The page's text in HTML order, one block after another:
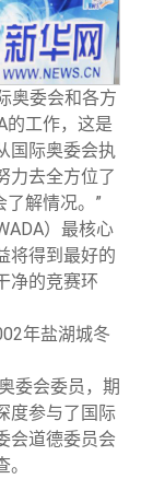
奥委会和各方
的工作，这是
国际奥委会执
力去全方位了
解情况。”
）最核心
将得到最好的
净的竞赛环
年盐湖城冬
委会委员，期
度参与了国际
会道德委员会